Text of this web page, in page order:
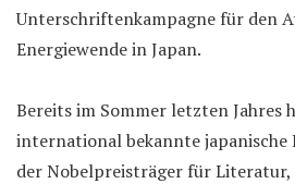
Unterschriftenkampagne für den
Energiewende in Japan.
Bereits im Sommer letzten Jahres
international bekannte japanische
der Nobelpreisträger für Literatur,